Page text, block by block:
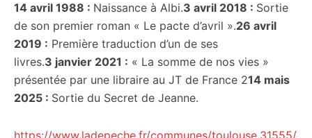
14 avril 1988 : Naissance à Albi.3 avril 2018 : Sortie
de son premier roman « Le pacte d’avril ».26 avril
2019 : Première traduction d’un de ses
livres.3 janvier 2021 : « La somme de nos vies »
présentée par une libraire au JT de France 214 mais
2025 : Sortie du Secret de Jeanne.
https://www.ladepeche.fr/communes/toulouse,31555/